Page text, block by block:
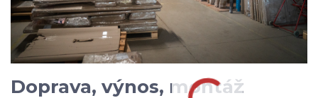
Doprava, výnos, montáž